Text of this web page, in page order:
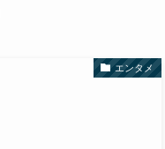
エンタメ